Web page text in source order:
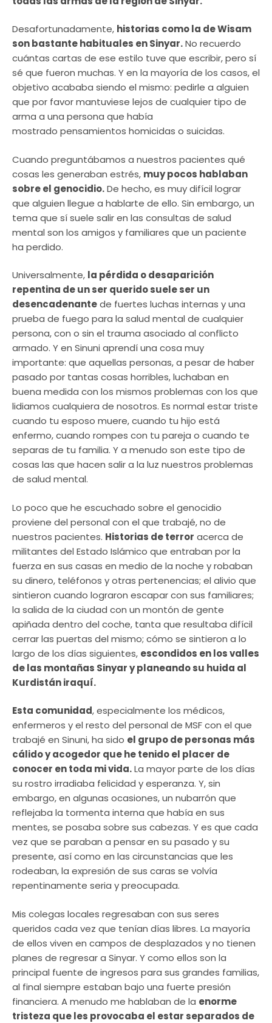
Desafortunadamente, historias como la de Wisam
son bastante habituales en Sinyar.No recuerdo
cuántas cartas de ese estilo tuve que escribir, pero sí
sé que fueron muchas. Y en la mayoría de los casos, el
objetivo acababa siendo el mismo: pedirle a alguien
que por favor mantuviese lejos de cualquier tipo de
arma a una persona que había
mostrado pensamientos homicidas o suicidas.
Cuando preguntábamos a nuestros pacientes qué
cosas les generaban estrés, muy pocos hablaban
sobre el genocidio.De hecho, es muy difícil lograr
que alguien llegue a hablarte de ello. Sin embargo, un
tema que sí suele salir en las consultas de salud
mental son los amigos y familiares que un paciente
ha perdido.
Universalmente, la pérdida o desaparición
repentina de un ser querido suele ser un
desencadenantede fuertes luchas internas y una
prueba de fuego para la salud mental de cualquier
persona, con o sin el trauma asociado al conflicto
armado. Y en Sinuni aprendí una cosa muy
importante: que aquellas personas, a pesar de haber
pasado por tantas cosas horribles, luchaban en
buena medida con los mismos problemas con los que
lidiamos cualquiera de nosotros. Es normal estar triste
cuando tu esposo muere, cuando tu hijo está
enfermo, cuando rompes con tu pareja o cuando te
separas de tu familia. Y a menudo son este tipo de
cosas las que hacen salir a la luz nuestros problemas
de salud mental.
Lo poco que he escuchado sobre el genocidio
proviene del personal con el que trabajé, no de
nuestros pacientes. Historias de terror acerca de
militantes del Estado Islámico que entraban por la
fuerza en sus casas en medio de la noche y robaban
su dinero, teléfonos y otras pertenencias; el alivio que
sintieron cuando lograron escapar con sus familiares;
la salida de la ciudad con un montón de gente
apiñada dentro del coche, tanta que resultaba difícil
cerrar las puertas del mismo; cómo se sintieron a lo
largo de los días siguientes, escondidos en los valles
de las montañas Sinyar y planeando su huida al
Kurdistán iraquí.
Esta comunidad, especialmente los médicos,
enfermeros y el resto del personal de MSF con el que
trabajé en Sinuni, ha sido el grupo de personas más
cálido y acogedor que he tenido el placer de
conocer en toda mi vida.La mayor parte de los días
su rostro irradiaba felicidad y esperanza. Y, sin
embargo, en algunas ocasiones, un nubarrón que
reflejaba la tormenta interna que había en sus
mentes, se posaba sobre sus cabezas. Y es que cada
vez que se paraban a pensar en su pasado y su
presente, así como en las circunstancias que les
rodeaban, la expresión de sus caras se volvía
repentinamente seria y preocupada.
Mis colegas locales regresaban con sus seres
queridos cada vez que tenían días libres. La mayoría
de ellos viven en campos de desplazados y no tienen
planes de regresar a Sinyar. Y como ellos son la
principal fuente de ingresos para sus grandes familias,
al final siempre estaban bajo una fuerte presión
financiera. A menudo me hablaban de la enorme
tristeza que les provocaba el estar separados de